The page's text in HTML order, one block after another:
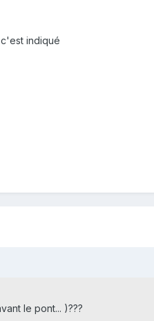
indiqué
le pont... )???